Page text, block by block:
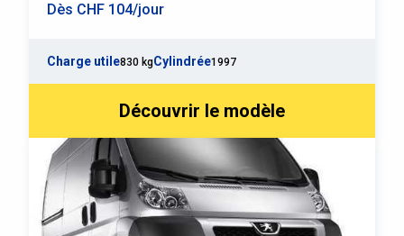
Dès CHF 104/jour
Charge utile830 kgCylindrée1997
Découvrir le modèle